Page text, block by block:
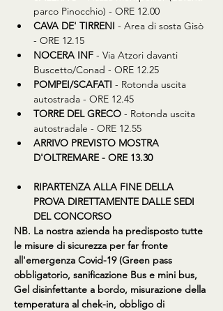
parco Pinocchio) - ORE 12.00
CAVA DE' TIRRENI - Area di sosta Gisò
- ORE 12.15
NOCERA INF - Via Atzori davanti
Buscetto/Conad - ORE 12.25
POMPEI/SCAFATI - Rotonda uscita
autostrada - ORE 12.45
TORRE DEL GRECO - Rotonda uscita
autostradale - ORE 12.55
ARRIVO PREVISTO MOSTRA
D'OLTREMARE - ORE 13.30
RIPARTENZA ALLA FINE DELLA
PROVA DIRETTAMENTE DALLE SEDI
DEL CONCORSO
​NB. La nostra azienda ha predisposto tutte
le misure di sicurezza per far fronte
all'emergenza Covid-19 (Green pass
obbligatorio, sanificazione Bus e mini bus,
Gel disinfettante a bordo, misurazione della
temperatura al chek-in, obbligo di